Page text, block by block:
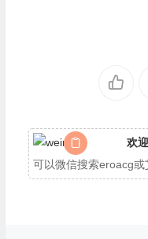
欢
可以微信搜索eroacg或